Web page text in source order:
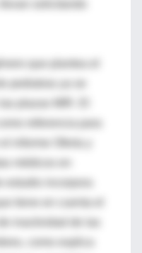
solicitando
que plantea el
estudio incorpora